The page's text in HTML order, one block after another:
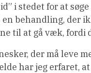
i stedet for at
behandling, der
til at gå væk,
der må leve
har jeg erfaret,